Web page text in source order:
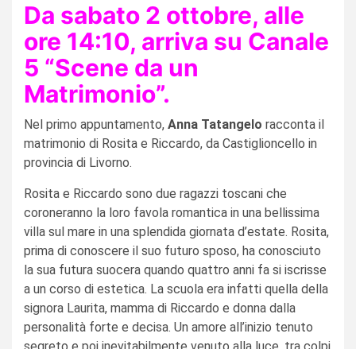
Da sabato 2 ottobre, alle
ore 14:10, arriva su Canale
5 “Scene da un
Matrimonio”.
Nel primo appuntamento, Anna Tatangelo racconta il
matrimonio di Rosita e Riccardo, da Castiglioncello in
provincia di Livorno.
Rosita e Riccardo sono due ragazzi toscani che
coroneranno la loro favola romantica in una bellissima
villa sul mare in una splendida giornata d’estate. Rosita,
prima di conoscere il suo futuro sposo, ha conosciuto
la sua futura suocera quando quattro anni fa si iscrisse
a un corso di estetica. La scuola era infatti quella della
signora Laurita, mamma di Riccardo e donna dalla
personalità forte e decisa. Un amore all’inizio tenuto